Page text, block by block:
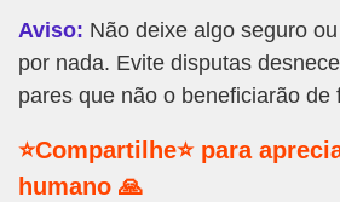
Aviso: Não deixe algo seguro
por nada. Evite disputas
pares que não o beneficiarão de
⭐Compartilhe⭐ para
humano 🙏